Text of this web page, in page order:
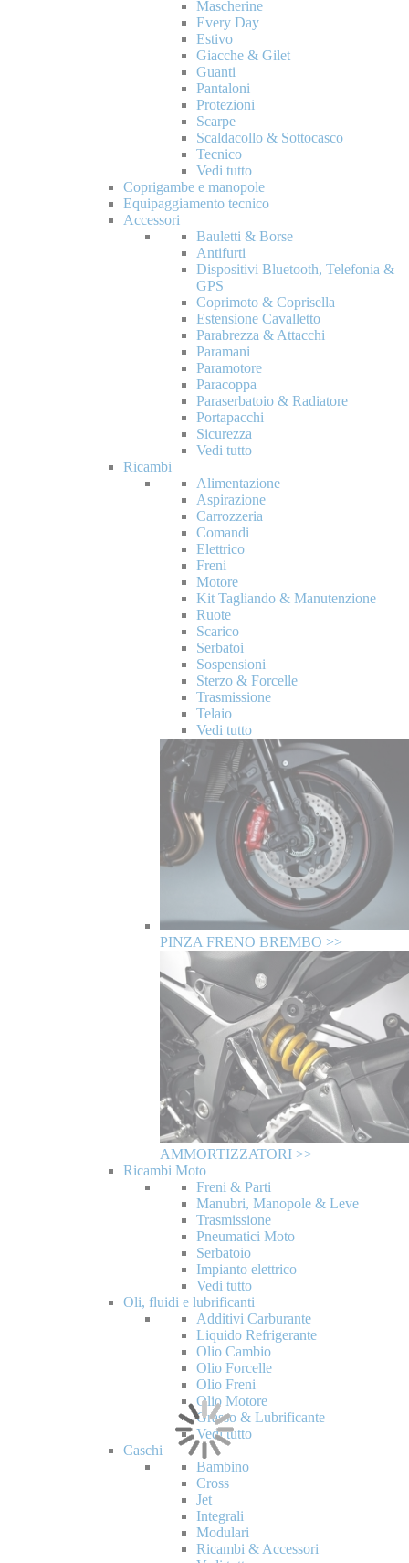
Mascherine
Every Day
Estivo
Giacche & Gilet
Guanti
Pantaloni
Protezioni
Scarpe
Scaldacollo & Sottocasco
Tecnico
Vedi tutto
Coprigambe e manopole
Equipaggiamento tecnico
Accessori
Bauletti & Borse
Antifurti
Dispositivi Bluetooth, Telefonia &
GPS
Coprimoto & Coprisella
Estensione Cavalletto
Parabrezza & Attacchi
Paramani
Paramotore
Paracoppa
Paraserbatoio & Radiatore
Portapacchi
Sicurezza
Vedi tutto
Ricambi
Alimentazione
Aspirazione
Carrozzeria
Comandi
Elettrico
Freni
Motore
Kit Tagliando & Manutenzione
Ruote
Scarico
Serbatoi
Sospensioni
Sterzo & Forcelle
Trasmissione
Telaio
Vedi tutto
PINZA FRENO BREMBO >>
AMMORTIZZATORI >>
Ricambi Moto
Freni & Parti
Manubri, Manopole & Leve
Trasmissione
Pneumatici Moto
Serbatoio
Impianto elettrico
Vedi tutto
Oli, fluidi e lubrificanti
Additivi Carburante
Liquido Refrigerante
Olio Cambio
Olio Forcelle
Olio Freni
Olio Motore
Grasso & Lubrificante
Vedi tutto
Caschi
Bambino
Cross
Jet
Integrali
Modulari
Ricambi & Accessori